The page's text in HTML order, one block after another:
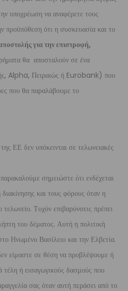
υποχρέωση να αναφέρετε τους
προϋπόθεση ότι η συσκευασία και το
για την επιστροφή,
θα αποσταλούν σε ένα
Alpha, Πειραιώς ή Eurobank) που
που θα παραλάβουμε το
ΕΕ δεν υπόκεινται σε τελωνειακές
σημειώστε ότι ενδέχεται
και τους φόρους όταν η
Τυχόν επιβαρύνσεις πρέπει
του δέματος. Αυτή η πολιτική
Ηνωμένο Βασίλειο και την Ελβετία.
είμαστε σε θέση να προβλέψουμε ή
τέλη ή εισαγωγικούς δασμούς που
σας όταν αυτή περάσει από το